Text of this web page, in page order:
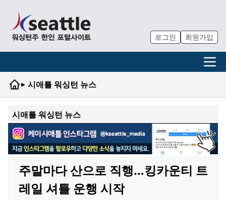
로그인 회원가입
▸ 시애틀 워싱턴 뉴스
시애틀 워싱턴 뉴스
주말마다 산으로 직행…킹카운티 트
레일 셔틀 운행 시작